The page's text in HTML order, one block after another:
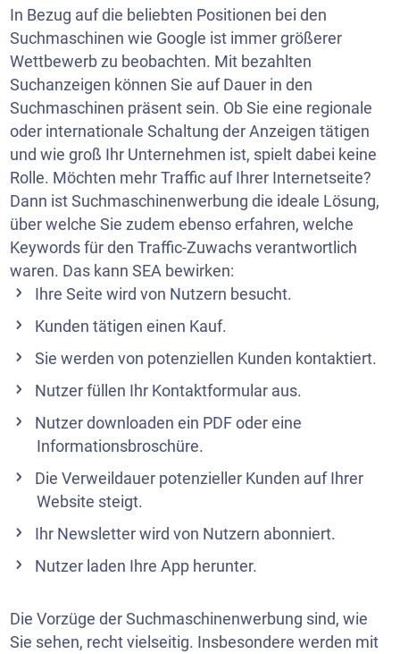
In Bezug auf die beliebten Positionen bei den
Suchmaschinen wie Google ist immer größerer
Wettbewerb zu beobachten. Mit bezahlten
Suchanzeigen können Sie auf Dauer in den
Suchmaschinen präsent sein. Ob Sie eine regionale
oder internationale Schaltung der Anzeigen tätigen
und wie groß Ihr Unternehmen ist, spielt dabei keine
Rolle. Möchten mehr Traffic auf Ihrer Internetseite?
Dann ist Suchmaschinenwerbung die ideale Lösung,
über welche Sie zudem ebenso erfahren, welche
Keywords für den Traffic-Zuwachs verantwortlich
waren. Das kann SEA bewirken:
Ihre Seite wird von Nutzern besucht.
Kunden tätigen einen Kauf.
Sie werden von potenziellen Kunden kontaktiert.
Nutzer füllen Ihr Kontaktformular aus.
Nutzer downloaden ein PDF oder eine
Informationsbroschüre.
Die Verweildauer potenzieller Kunden auf Ihrer
Website steigt.
Ihr Newsletterwird von Nutzern abonniert.
Nutzer laden Ihre App herunter.
Die Vorzüge der Suchmaschinenwerbung sind, wie
Sie sehen, recht vielseitig. Insbesondere werden mit